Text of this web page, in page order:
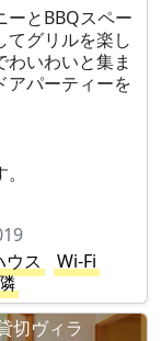
ーとBBQスペー
てグリルを楽し
いわいと集ま
アパーティーを
ウス
Wi-Fi
切ヴィラ